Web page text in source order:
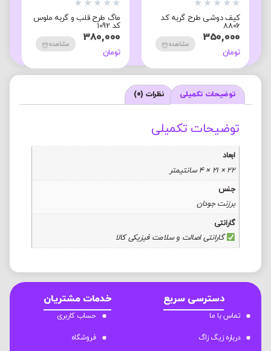
و گربه ملوس کیف دوشی طرح گربه کد
8823
350,000
تومان
کیف دوشی طرح
8328
350,000
تومان
توضیحات تکمیلی نظرات (0)
توضیحات تکمیلی
ابعاد
22 × 21 × 4 سانتیمتر
جنس
برزنت جودان
گارانتی
گارانتی اصالت و سلامت فیزیکی کالا
دسترسی سریع
تماس با ما
درباره زیگ زاگ
خدمات مشتریان
حساب کاربری
فروشگاه